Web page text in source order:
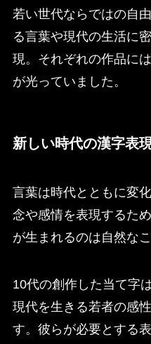
若い世代ならではの自
る言葉や現代の生活に
現。それぞれの作品に
が光っていました。
新しい時代の漢字表
言葉は時代とともに変
念や感情を表現するた
が生まれるのは自然な
10代の創作した当て字
現代を生きる若者の感
す。彼らが必要とする